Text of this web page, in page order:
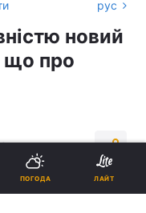
рус
новий
що про
в Google
ПОГОДА ЛАЙТ